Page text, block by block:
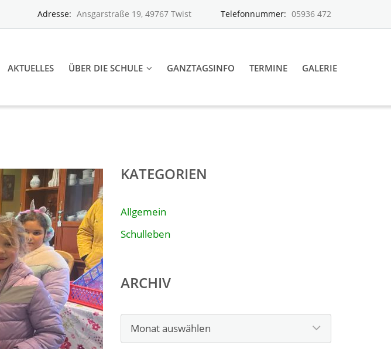
Adresse: Ansgarstraße 19, 49767 Twist Telefonnummer: 05936 472
AKTUELLES ÜBER DIE SCHULE GANZTAGSINFO TERMINE GALERIE
KATEGORIEN
Allgemein
Schulleben
ARCHIV
Archiv